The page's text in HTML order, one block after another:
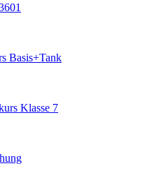
Basis+Tank
Klasse 7